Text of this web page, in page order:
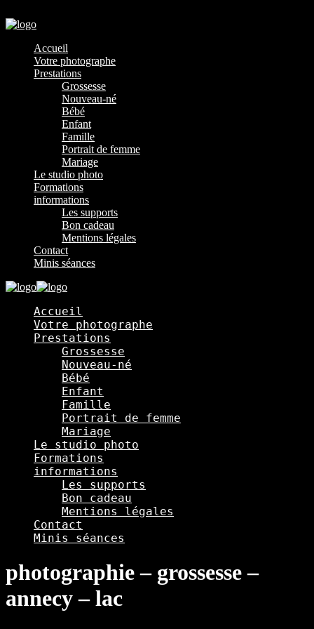
Accueil
Votre photographe
Prestations
Grossesse
Nouveau-né
Bébé
Enfant
Famille
Portrait de femme
Mariage
Le studio photo
Formations
informations
Les supports
Bon cadeau
Mentions légales
Contact
Minis séances
Accueil
Votre photographe
Prestations
Grossesse
Nouveau-né
Bébé
Enfant
Famille
Portrait de femme
Mariage
Le studio photo
Formations
informations
Les supports
Bon cadeau
Mentions légales
Contact
Minis séances
photographie – grossesse –
annecy – lac